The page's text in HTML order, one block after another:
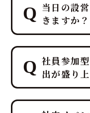
当日の設
きますか？
はい、すべ
さい！ 幹
間は最小
ていただけ
みます。
社員参加
出が盛り
プロのMC